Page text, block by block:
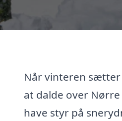
Når vinteren
at dalde over
have styr på